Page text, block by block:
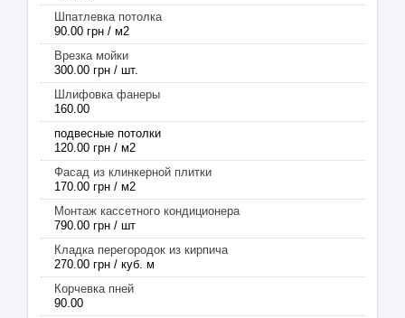
Шпатлевка потолка
90.00 грн / м2
Врезка мойки
300.00 грн / шт.
Шлифовка фанеры
160.00
подвесные потолки
120.00 грн / м2
Фасад из клинкерной плитки
170.00 грн / м2
Монтаж кассетного кондиционера
790.00 грн / шт
Кладка перегородок из кирпича
270.00 грн / куб. м
Корчевка пней
90.00